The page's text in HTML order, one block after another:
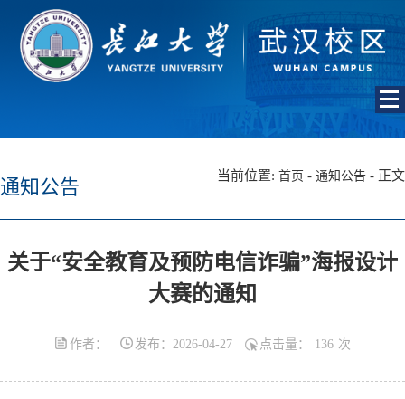
通知公告 当前位置: 首页 - 通知公告 - 正文
关于“安全教育及预防电信诈骗”海报设计
大赛的通知
作者： 发布：2026-04-27 点击量： 136 次